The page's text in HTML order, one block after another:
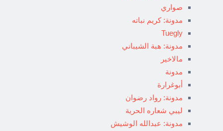
صواري
مدونة: كريم نباته
Tuegly
مدونة: هبة الشيباني
مالاخير
مدونة
أبوغرارة
مدونة: رواد رضوان
ليبي شعاره الحرية
مدونة: عبدالله الوشيش